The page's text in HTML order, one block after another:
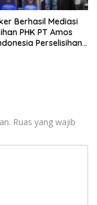
Berhasil Mediasi
PHK PT Amos
Perselisihan
Ruas yang wajib